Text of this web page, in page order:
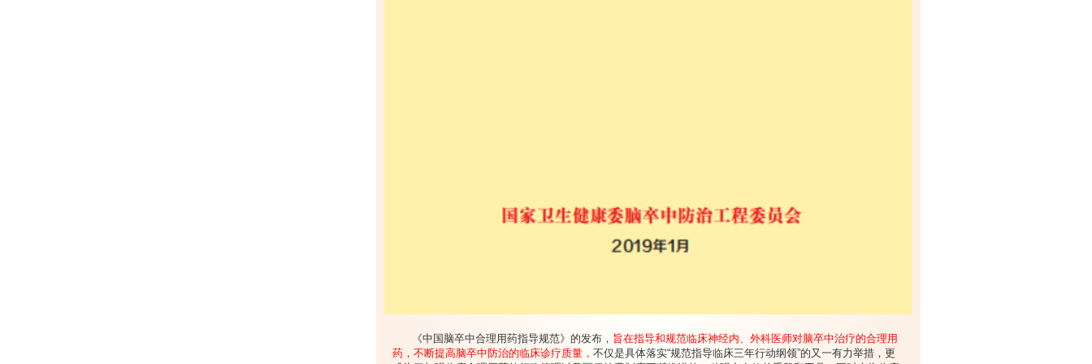
《中国脑卒中合理用药指导规范》的发布， 旨在指导和规范临床神经内、外科医师对脑卒中治疗的合理用
药，不断提高脑卒中防治的临床诊疗质量， 不仅是具体落实“规范指导临床三年行动纲领”的又一有力举措，更